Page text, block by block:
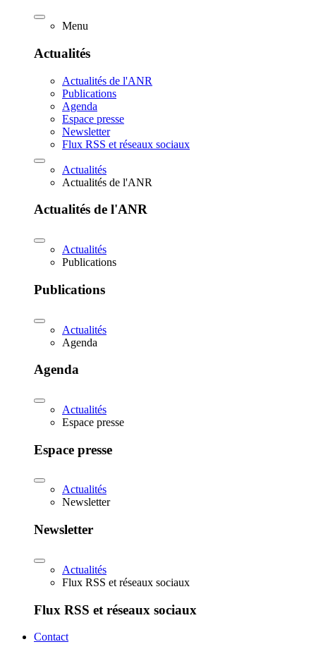
Menu
Actualités
Actualités de l'ANR
Publications
Agenda
Espace presse
Newsletter
Flux RSS et réseaux sociaux
Actualités
Actualités de l'ANR
Actualités de l'ANR
Actualités
Publications
Publications
Actualités
Agenda
Agenda
Actualités
Espace presse
Espace presse
Actualités
Newsletter
Newsletter
Actualités
Flux RSS et réseaux sociaux
Flux RSS et réseaux sociaux
Contact